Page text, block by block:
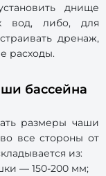
днище
вод, либо, для
дренаж,
расходы.
бассейна
размеры чаши
все стороны от
из:
— 150-200 мм;